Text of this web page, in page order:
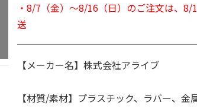
・8/7（金）～8/16（日）のご注文は、
送
【メーカー名】株式会社アライブ
【材質/素材】プラスチック、ラバー、金